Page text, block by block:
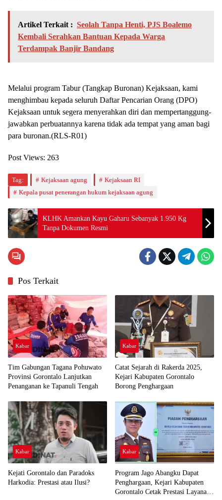
Artikel Terkait : Seolah Tanpa Henti, PJS Boalemo
Kembali Serahkan Bantuan Kepada Warga
Terdampak Banjir Bandang
Melalui program Tabur (Tangkap Buronan) Kejaksaan, kami
menghimbau kepada seluruh Daftar Pencarian Orang (DPO)
Kejaksaan untuk segera menyerahkan diri dan mempertanggung-
jawabkan perbuatannya karena tidak ada tempat yang aman bagi
para buronan.(RLS-R01)
Post Views: 263
Tag: Kejaksaan agung
Kejaksaan RI
Kepala pusat penerangan hukum kejaksaan agung
KLHK Amankan Kayu Gaharu Sebanyak 1.950 Kg
Tanpa Dokumen Resmi
Pos Terkait
Kabar
Tim Gabungan Tagana Pohuwato
Provinsi Gorontalo Lanjutkan
Penanganan ke Tapanuli Tengah
Kabar
Catat Sejarah di Rakerda 2025,
Kejari Kabupaten Gorontalo
Borong Penghargaan
Kabar
Kejati Gorontalo dan Paradoks
Harkodia: Prestasi atau Ilusi?
Kabar
Program Jago Abangku Dapat
Penghargaan, Kejari Kabupaten
Gorontalo Cetak Prestasi Layanan